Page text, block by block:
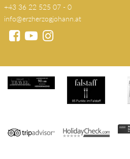
+43 36 22 525 07 - 0
info@erzherzogjohann.at